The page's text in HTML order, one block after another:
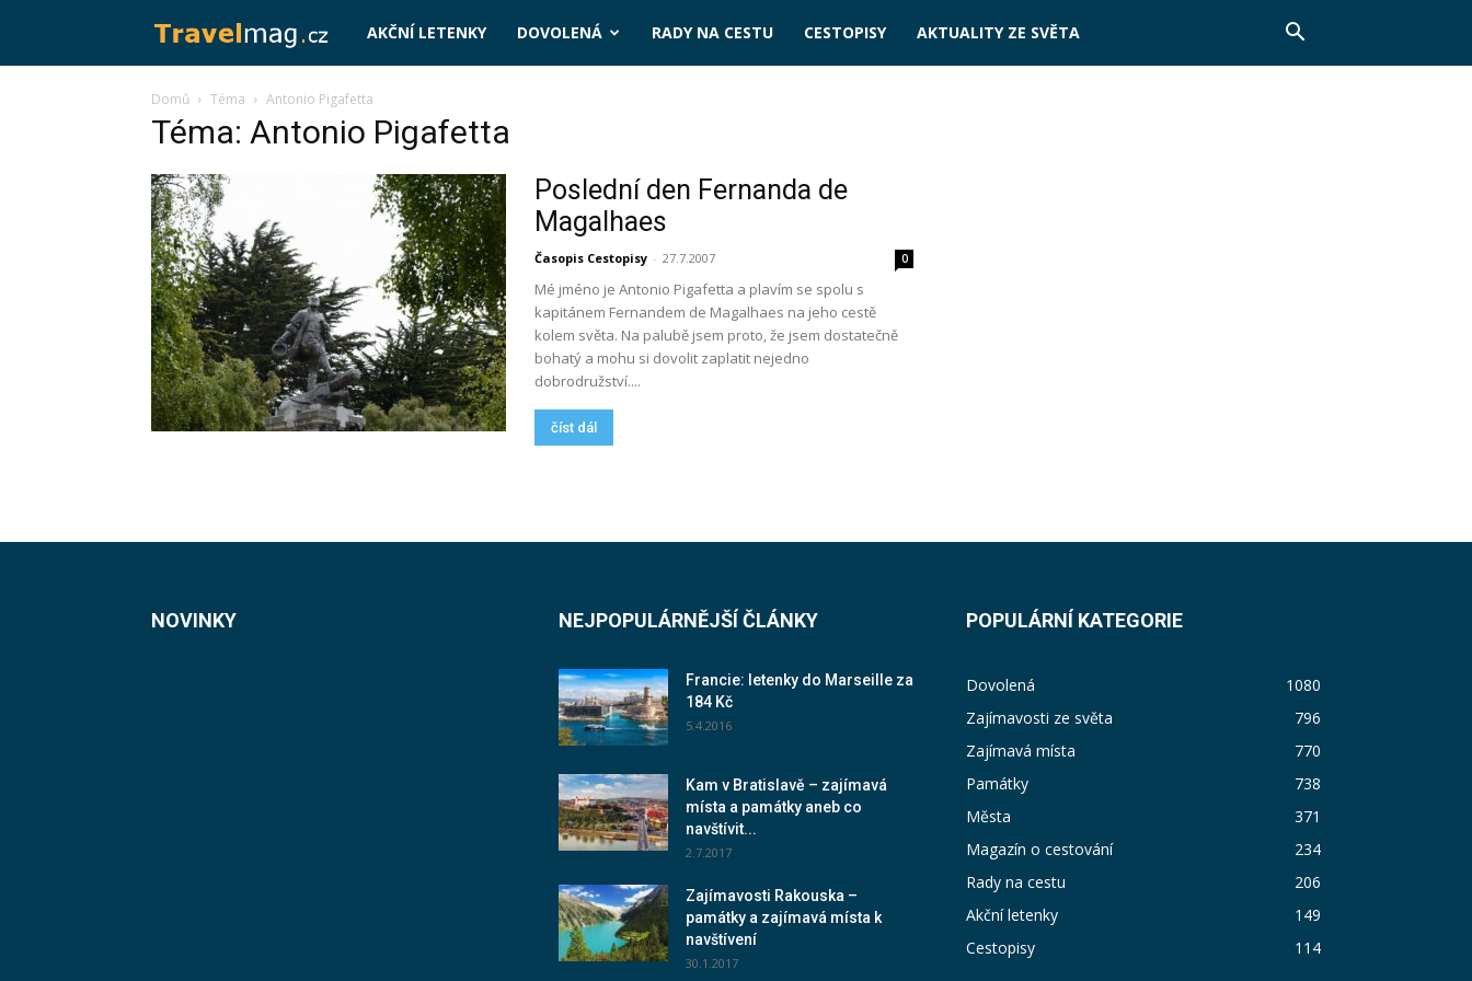
Travelmag.cz
AKČNÍ LETENKY DOVOLENÁ RADY NA CESTU CESTOPISY AKTUALITY ZE SVĚTA
Domů Téma Antonio Pigafetta
Téma: Antonio Pigafetta
Poslední den Fernanda de
Magalhaes
Časopis Cestopisy - 27.7.2007 0
Mé jméno je Antonio Pigafetta a plavím se spolu s
kapitánem Fernandem de Magalhaes na jeho cestě
kolem světa. Na palubě jsem proto, že jsem dostatečně
bohatý a mohu si dovolit zaplatit nejedno
dobrodružství....
číst dál
NOVINKY NEJPOPULÁRNĚJŠÍ ČLÁNKY
Francie: letenky do Marseille za
184 Kč
5.4.2016
Kam v Bratislavě – zajímavá
místa a památky aneb co
navštívit...
2.7.2017
Zajímavosti Rakouska –
památky a zajímavá místa k
navštívení
30.1.2017
POPULÁRNÍ KATEGORIE
Dovolená
1080
Zajímavosti ze světa
796
Zajímavá místa
770
Památky
738
Města
371
Magazín o cestování
234
Rady na cestu
206
Akční letenky
149
Cestopisy
114